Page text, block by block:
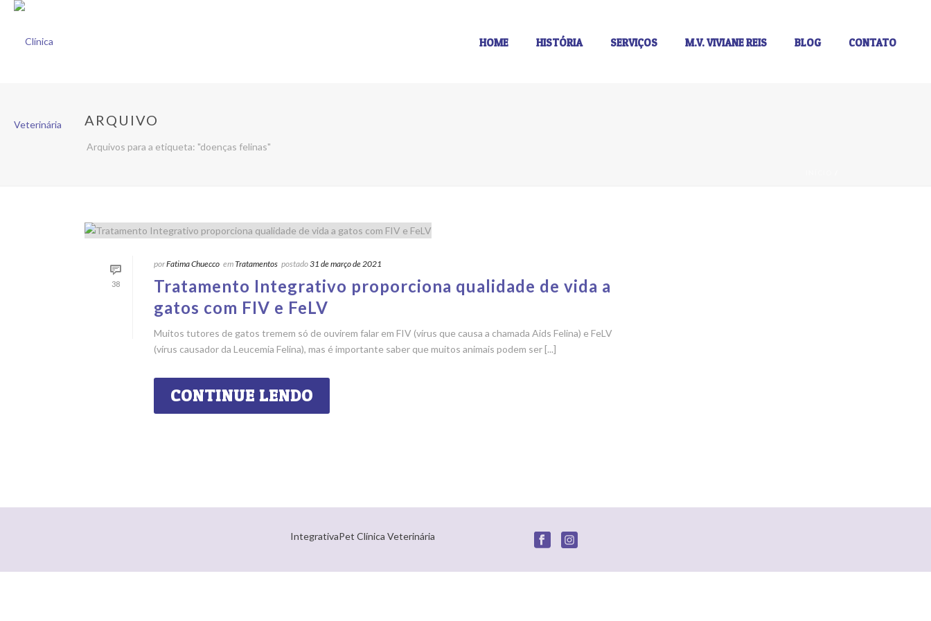
HOME HISTÓRIA SERVIÇOS M.V. VIVIANE REIS BLOG CONTATO
ARQUIVO
Arquivos para a etiqueta: "doenças felinas"
38
porFatima Chuecco emTratamentos postado31 de março de 2021
Tratamento Integrativo proporciona qualidade de vida a
gatos com FIV e FeLV
Muitos tutores de gatos tremem só de ouvirem falar em FIV (vírus que causa a chamada Aids Felina) e FeLV
(vírus causador da Leucemia Felina), mas é importante saber que muitos animais podem ser [...]
CONTINUE LENDO
IntegrativaPet Clínica Veterinária